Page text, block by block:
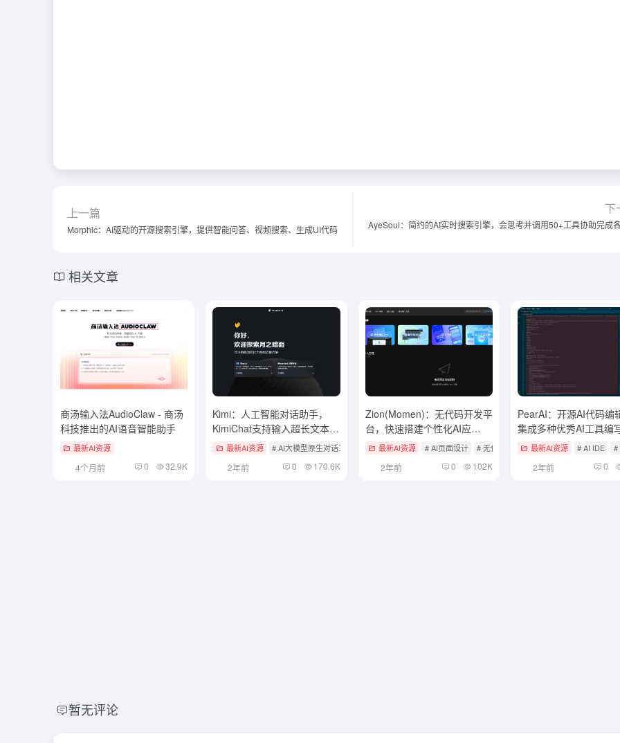
上一篇
Morphic：AI驱动的开源搜索引擎，提供智能问答、视频搜索、生成UI代码
下
AyeSoul：简约的AI实时搜索引擎，会思考并调用50+工具协助完成
相关文章
商汤输入法AudioClaw - 商汤
科技推出的AI语音智能助手
最新AI资源
4个月前 0 32.9K
Kimi：人工智能对话助手，
KimiChat支持输入超长文本与
上传大文件
最新AI资源 # AI大模型原生对话工具
2年前 0 170.6K
Zion(Momen)：无代码开发平
台，快速搭建个性化AI应
用/SaaS应用，支持多端发布
最新AI资源 # AI页面设计 # 无代码开发 # 智能体开发框架
2年前 0 102K
PearAI：开源AI代码编
集成多种优秀AI工具编
最新AI资源 # AI IDE #
2年前 0
暂无评论